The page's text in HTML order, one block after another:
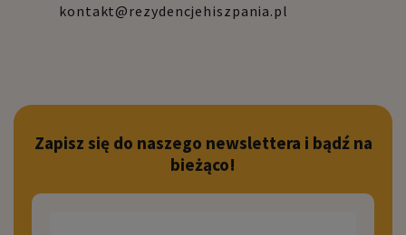
kontakt@rezydencjehiszpania.pl
Zapisz się do naszego newslettera i bądź na
bieżąco!